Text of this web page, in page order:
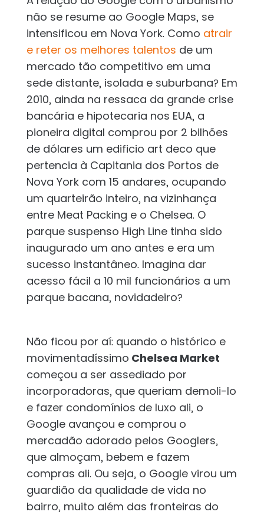
não se resume ao Google Maps, se
intensificou em Nova York. Como atrair
e reter os melhores talentos de um
mercado tão competitivo em uma
sede distante, isolada e suburbana? Em
2010, ainda na ressaca da grande crise
bancária e hipotecaria nos EUA, a
pioneira digital comprou por 2 bilhões
de dólares um edificio art deco que
pertencia à Capitania dos Portos de
Nova York com 15 andares, ocupando
um quarteirão inteiro, na vizinhança
entre Meat Packing e o Chelsea. O
parque suspenso High Line tinha sido
inaugurado um ano antes e era um
sucesso instantâneo. Imagina dar
acesso fácil a 10 mil funcionários a um
parque bacana, novidadeiro?
Não ficou por aí: quando o histórico e
movimentadíssimo Chelsea Market
começou a ser assediado por
incorporadoras, que queriam demoli-lo
e fazer condomínios de luxo ali, o
Google avançou e comprou o
mercadão adorado pelos Googlers,
que almoçam, bebem e fazem
compras ali. Ou seja, o Google virou um
guardião da qualidade de vida no
bairro, muito além das fronteiras do